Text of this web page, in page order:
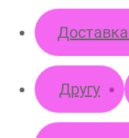
Другу